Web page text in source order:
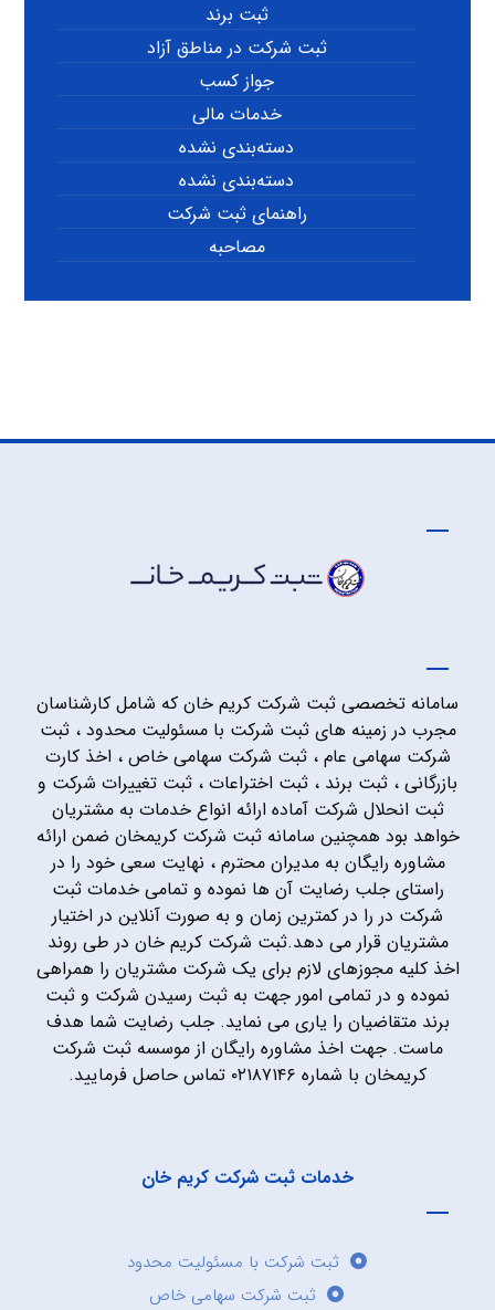
ثبت برند
ثبت شرکت در مناطق آزاد
جواز کسب
خدمات مالی
دسته‌بندی نشده
دسته‌بندی نشده
راهنمای ثبت شرکت
مصاحبه
سامانه تخصصی ثبت شرکت کریم خان که شامل کارشناسان
مجرب در زمینه های ثبت شرکت با مسئولیت محدود ، ثبت
شرکت سهامی عام ، ثبت شرکت سهامی خاص ، اخذ کارت
بازرگانی ، ثبت برند ، ثبت اختراعات ، ثبت تغییرات شرکت و
ثبت انحلال شرکت آماده ارائه انواع خدمات به مشتریان
خواهد بود همچنین سامانه ثبت شرکت کریمخان ضمن ارائه
مشاوره رایگان به مدیران محترم ، نهایت سعی خود را در
راستای جلب رضایت آن ها نموده و تمامی خدمات ثبت
شرکت در را در کمترین زمان و به صورت آنلاین در اختیار
مشتریان قرار می دهد.ثبت شرکت کریم خان در طی روند
اخذ کلیه مجوزهای لازم برای یک شرکت مشتریان را همراهی
نموده و در تمامی امور جهت به ثبت رسیدن شرکت و ثبت
برند متقاضیان را یاری می نماید. جلب رضایت شما هدف
ماست. جهت اخذ مشاوره رایگان از موسسه ثبت شرکت
کریمخان با شماره ۰۲۱۸۷۱۴۶ تماس حاصل فرمایید.
خدمات ثبت شرکت کریم خان
ثبت شرکت با مسئولیت محدود
ثبت شرکت سهامی خاص